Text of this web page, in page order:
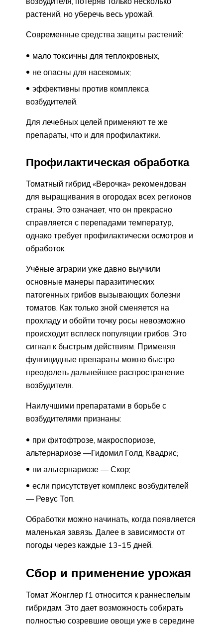
растений, но уберечь весь урожай.
Современные средства защиты растений:
мало токсичны для теплокровных;
не опасны для насекомых;
эффективны против комплекса
возбудителей.
Для лечебных целей применяют те же
препараты, что и для профилактики.
Профилактическая обработка
Томатный гибрид «Верочка» рекомендован
для выращивания в огородах всех регионов
страны. Это означает, что он прекрасно
справляется с перепадами температур,
однако требует профилактически осмотров и
обработок.
Учёные аграрии уже давно выучили
основные манеры паразитических
патогенных грибов вызывающих болезни
томатов. Как только зной сменяется на
прохладу и обойти точку росы невозможно
происходит всплеск популяции грибов. Это
сигнал к быстрым действиям. Применяя
фунгицидные препараты можно быстро
преодолеть дальнейшее распространение
возбудителя.
Наилучшими препаратами в борьбе с
возбудителями признаны:
при фитофтрозе, макроспориозе,
альтернариозе —Гидомил Голд, Квадрис;
пи альтернариозе — Скор;
если присутствует комплекс возбудителей
— Ревус Топ.
Обработки можно начинать, когда появляется
маленькая завязь. Далее в зависимости от
погоды через каждые 13-15 дней.
Сбор и применение урожая
Томат Жонглер f1 относится к раннеспелым
гибридам. Это дает возможность собирать
полностью созревшие овощи уже в середине